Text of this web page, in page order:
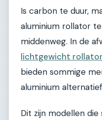
Is carbon te duur,
aluminium rollator
middenweg. In de
lichtgewicht
bieden sommige
aluminium
Dit zijn modellen